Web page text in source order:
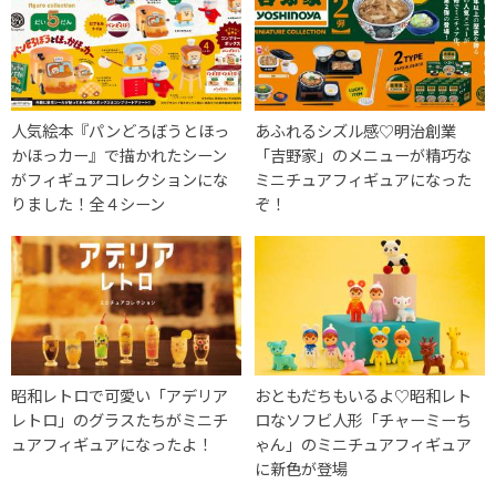
人気絵本『パンどろぼうとほっ
かほっカー』で描かれたシーン
がフィギュアコレクションにな
りました！全４シーン
あふれるシズル感♡明治創業
「吉野家」のメニューが精巧な
ミニチュアフィギュアになった
ぞ！
昭和レトロで可愛い「アデリア
レトロ」のグラスたちがミニチ
ュアフィギュアになったよ！
おともだちもいるよ♡昭和レト
ロなソフビ人形「チャーミーち
ゃん」のミニチュアフィギュア
に新色が登場